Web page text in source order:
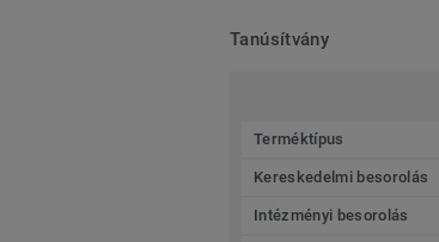
Tanúsítvány
Terméktípus
Kereskedelmi besorolás
Intézményi besorolás